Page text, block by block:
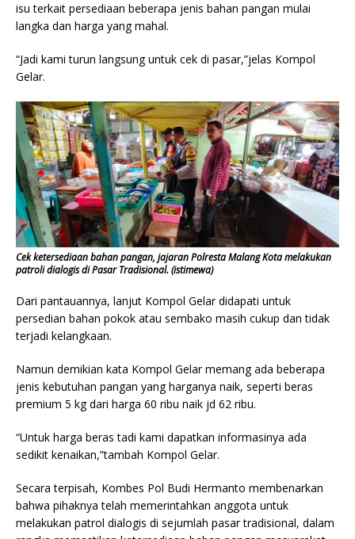
isu terkait persediaan beberapa jenis bahan pangan mulai
langka dan harga yang mahal.
“Jadi kami turun langsung untuk cek di pasar,”jelas Kompol
Gelar.
Cek ketersediaan bahan pangan, jajaran Polresta Malang Kota melakukan
patroli dialogis di Pasar Tradisional. (istimewa)
Dari pantauannya, lanjut Kompol Gelar didapati untuk
persedian bahan pokok atau sembako masih cukup dan tidak
terjadi kelangkaan.
Namun demikian kata Kompol Gelar memang ada beberapa
jenis kebutuhan pangan yang harganya naik, seperti beras
premium 5 kg dari harga 60 ribu naik jd 62 ribu.
“Untuk harga beras tadi kami dapatkan informasinya ada
sedikit kenaikan,”tambah Kompol Gelar.
Secara terpisah, Kombes Pol Budi Hermanto membenarkan
bahwa pihaknya telah memerintahkan anggota untuk
melakukan patrol dialogis di sejumlah pasar tradisional, dalam